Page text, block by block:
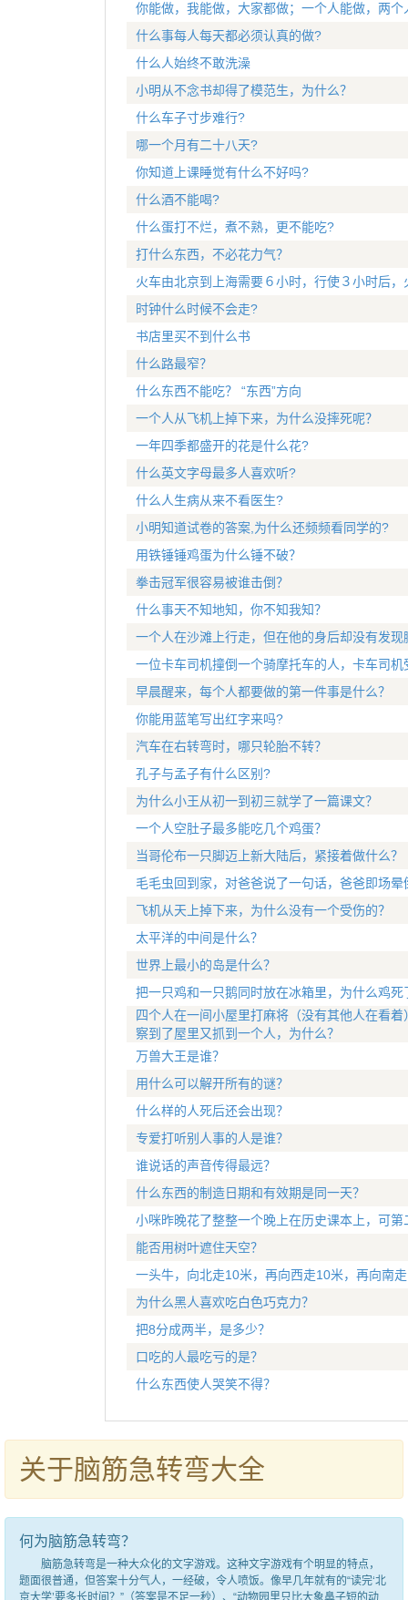
你能做，我能做，大家都做；一个人能做，两
什么事每人每天都必须认真的做?
什么人始终不敢洗澡
小明从不念书却得了模范生，为什么？
什么车子寸步难行?
哪一个月有二十八天?
你知道上课睡觉有什么不好吗?
什么酒不能喝?
什么蛋打不烂，煮不熟，更不能吃?
打什么东西，不必花力气？
火车由北京到上海需要６小时，行使３小时后
时钟什么时候不会走?
书店里买不到什么书
什么路最窄？
什么东西不能吃？ “东西”方向
一个人从飞机上掉下来，为什么没摔死呢？
一年四季都盛开的花是什么花?
什么英文字母最多人喜欢听?
什么人生病从来不看医生?
小明知道试卷的答案,为什么还频频看同学的?
用铁锤锤鸡蛋为什么锤不破？
拳击冠军很容易被谁击倒？
什么事天不知地知，你不知我知？
一个人在沙滩上行走，但在他的身后却没有发现
一位卡车司机撞倒一个骑摩托车的人，卡车司
早晨醒来，每个人都要做的第一件事是什么？
你能用蓝笔写出红字来吗?
汽车在右转弯时，哪只轮胎不转？
孔子与孟子有什么区别?
为什么小王从初一到初三就学了一篇课文？
一个人空肚子最多能吃几个鸡蛋？
当哥伦布一只脚迈上新大陆后，紧接着做什么？
毛毛虫回到家，对爸爸说了一句话，爸爸即场
飞机从天上掉下来，为什么没有一个受伤的？
太平洋的中间是什么？
世界上最小的岛是什么？
把一只鸡和一只鹅同时放在冰箱里，为什么鸡死
四个人在一间小屋里打麻将（没有其他人在看
察到了屋里又抓到一个人，为什么？
万兽大王是谁？
用什么可以解开所有的谜？
什么样的人死后还会出现？
专爱打听别人事的人是谁？
谁说话的声音传得最远？
什么东西的制造日期和有效期是同一天？
小咪昨晚花了整整一个晚上在历史课本上，可
能否用树叶遮住天空？
一头牛，向北走10米，再向西走10米，再向南
为什么黑人喜欢吃白色巧克力？
把8分成两半，是多少？
口吃的人最吃亏的是？
什么东西使人哭笑不得？
关于脑筋急转弯大全
何为脑筋急转弯？
脑筋急转弯是一种大众化的文字游戏。这种文字游戏有个明显的特点，
题面很普通，但答案十分气人，一经破，令人喷饭。像早几年就有的“读完‘北
京大学’要多长时间？”（答案是不足一秒）、“动物园里只比大象鼻子短的动